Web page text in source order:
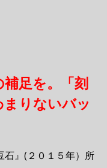
足を。「刻
りないバッ
石』(２０１５年）所